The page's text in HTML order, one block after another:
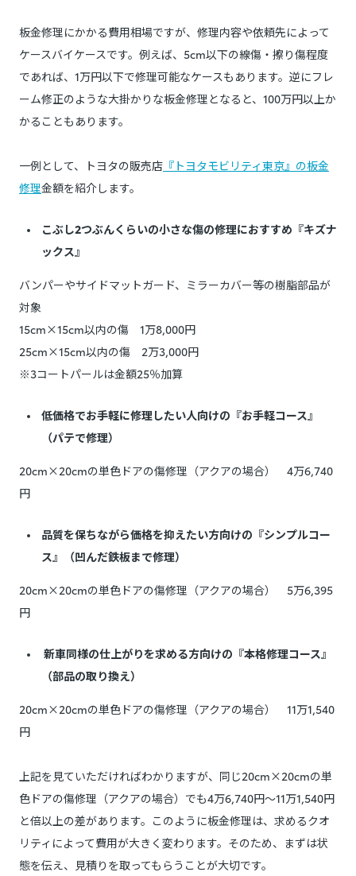
板金修理にかかる費用相場ですが、修理内容や依頼先によって
ケースバイケースです。例えば、5cm以下の線傷・擦り傷程度
であれば、1万円以下で修理可能なケースもあります。逆にフレ
ーム修正のような大掛かりな板金修理となると、100万円以上か
かることもあります。
一例として、トヨタの販売店 『トヨタモビリティ東京』の板金
修理金額を紹介します。
こぶし2つぶんくらいの小さな傷の修理におすすめ『キズナ
ックス』
バンパーやサイドマットガード、ミラーカバー等の樹脂部品が
対象
15cm×15cm以内の傷 1万8,000円
25cm×15cm以内の傷 2万3,000円
※3コートパールは金額25％加算
低価格でお手軽に修理したい人向けの『お手軽コース』
（パテで修理）
20cm×20cmの単色ドアの傷修理（アクアの場合） 4万6,740
円
品質を保ちながら価格を抑えたい方向けの『シンプルコー
ス』（凹んだ鉄板まで修理）
20cm×20cmの単色ドアの傷修理（アクアの場合） 5万6,395
円
新車同様の仕上がりを求める方向けの『本格修理コース』
（部品の取り換え）
20cm×20cmの単色ドアの傷修理（アクアの場合） 11万1,540
円
上記を見ていただければわかりますが、同じ20cm×20cmの単
色ドアの傷修理（アクアの場合）でも4万6,740円～11万1,540円
と倍以上の差があります。このように板金修理は、求めるクオ
リティによって費用が大きく変わります。そのため、まずは状
態を伝え、見積りを取ってもらうことが大切です。